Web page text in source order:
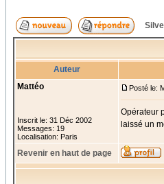
Auteur
Mattéo
Inscrit le: 31 Déc 2002
Messages: 19
Localisation: Paris
Posté le:
Opérateur
laissé un
Revenir en haut de page